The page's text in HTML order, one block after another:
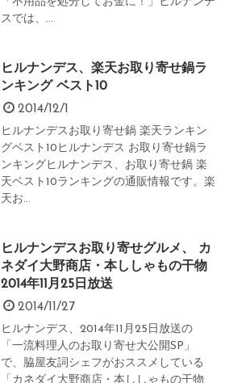
スでは、...
ヒルナンデス、楽天お取り寄せ鍋ラ
ンキング ベスト10
2014/12/1
ヒルナンデスお取り寄せ鍋 楽天ランキン
グベスト10ヒルナンデス お取り寄せ鍋ラ
ンキングヒルナンデス、お取り寄せ鍋 楽
天ベスト10ランキングの通販情報です。楽
天お...
ヒルナンデスお取り寄せグルメ、 カ
ネダイ大野商店・本ししゃもの干物
2014年11月25日放送
2014/11/27
ヒルナンデス、2014年11月25日放送の
「一流料理人のお取り寄せ大公開SP」
で、脇屋友詞シェフがおススメしている
「カネダイ大野商店・本ししゃもの干物